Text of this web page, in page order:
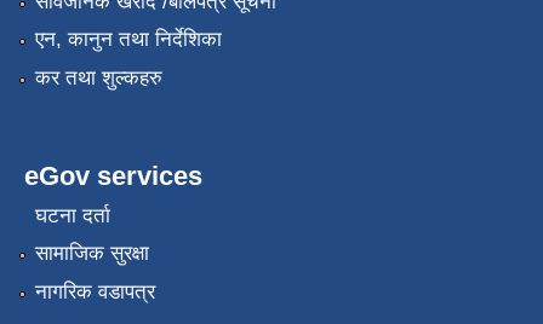
एन, कानुन तथा निर्देशिका
कर तथा शुल्कहरु
eGov services
घटना दर्ता
सामाजिक सुरक्षा
नागरिक वडापत्र